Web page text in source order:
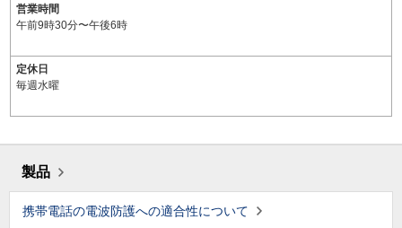
営業時間
午前9時30分〜午後6時
定休日
毎週水曜
製品
携帯電話の電波防護への適合性について